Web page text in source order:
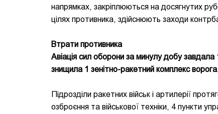
напрямках, закріплюються на досягнутих
цілях противника, здійснюють заходи
Втрати противника
Авіація сил оборони за минулу добу
знищила 1 зенітно-ракетний комплекс
Підрозділи ракетних військ і артилерії
озброєння та військової техніки, 4 пункти